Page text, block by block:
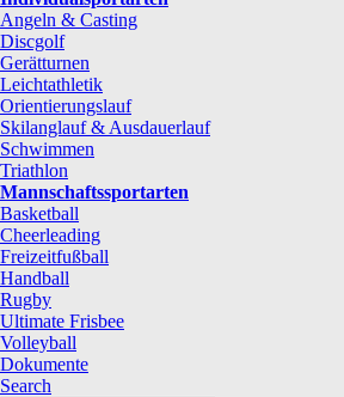
Angeln & Casting
Discgolf
Gerätturnen
Leichtathletik
Orientierungslauf
Skilanglauf & Ausdauerlauf
Schwimmen
Triathlon
Mannschaftssportarten
Basketball
Cheerleading
Freizeitfußball
Handball
Rugby
Ultimate Frisbee
Volleyball
Dokumente
Search